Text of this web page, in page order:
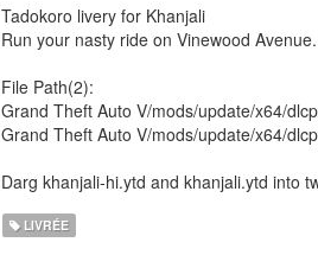
Tadokoro livery for Khanjali
Run your nasty ride on Vinewood Avenue.
File Path(2):
Grand Theft Auto V/mods/update/x64/
Grand Theft Auto V/mods/update/x64/
Darg khanjali-hi.ytd and khanjali.ytd into
LIVRÉE